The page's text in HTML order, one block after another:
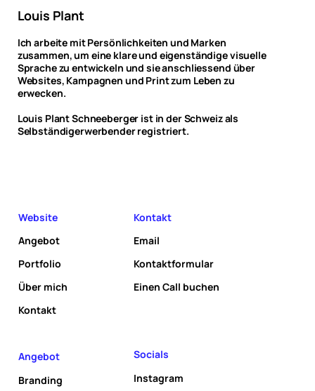
Louis Plant
Ich arbeite mit Persönlichkeiten und Marken
zusammen, um eine klare und eigenständige visuelle
Sprache zu entwickeln und sie anschliessend über
Websites, Kampagnen und Print zum Leben zu
erwecken.
Louis Plant Schneeberger ist in der Schweiz als
Selbständigerwerbender registriert.
Website
Portfolio
Angebot
Über mich
Kontakt
Angebot
Branding
Kontakt
Email
Kontaktformular
Einen Call buchen
Socials
Instagram